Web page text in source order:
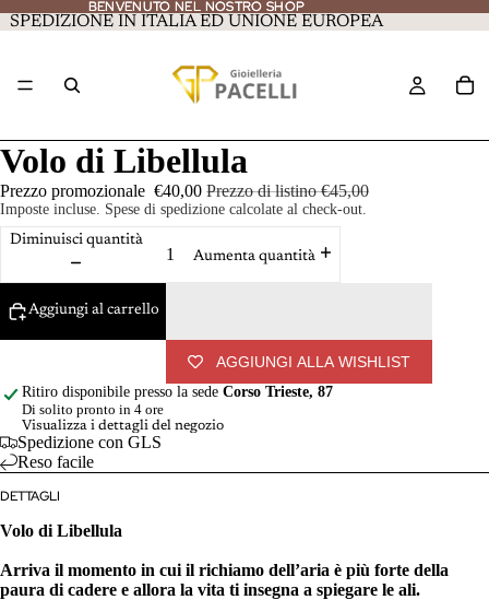
BENVENUTO NEL NOSTRO SHOP
BENVENUTO NEL NOSTRO SHOP
SPEDIZIONE IN ITALIA ED UNIONE EUROPEA
Volo di Libellula
Prezzo promozionale €40,00 Prezzo di listino€45,00
Imposte incluse. Spese di spedizione calcolate al check-out.
Diminuisci quantità
Aumenta quantità
Aggiungi al carrello
AGGIUNGI ALLA WISHLIST
Ritiro disponibile presso la sede Corso Trieste, 87
Di solito pronto in 4 ore
Visualizza i dettagli del negozio
Spedizione con GLS
Reso facile
DETTAGLI
Volo di Libellula
Arriva il momento in cui il richiamo dell’aria è più forte della
paura di cadere e allora la vita ti insegna a spiegare le ali.